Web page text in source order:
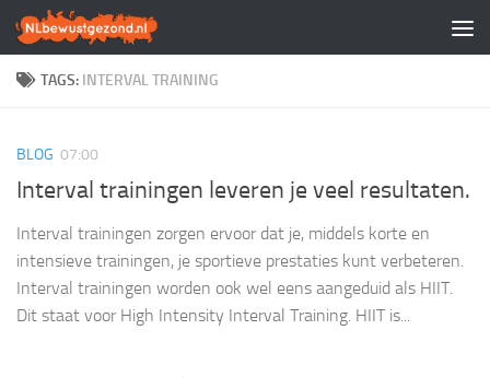
Doorgaan naar inhoud
TAGS: INTERVAL TRAINING
BLOG 07:00
Interval trainingen leveren je veel resultaten.
Interval trainingen zorgen ervoor dat je, middels korte en
intensieve trainingen, je sportieve prestaties kunt verbeteren.
Interval trainingen worden ook wel eens aangeduid als HIIT.
Dit staat voor High Intensity Interval Training. HIIT is...